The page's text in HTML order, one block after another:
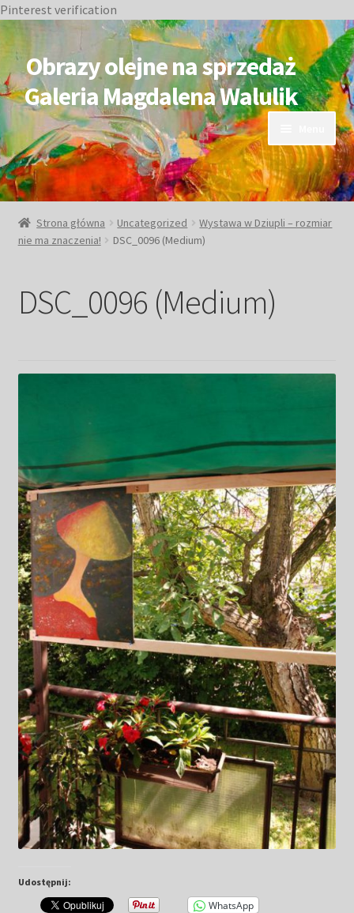
Pinterest verification
do
nawigacji
do
treści
Obrazy olejne na sprzedaż
Galeria Magdalena Walulik
OBRAZY DOSTĘPNE
Duże obrazy
Małe obrazy
Kwiaty
Obrazy abstrakcyjne
Tarot
Wabi sabi
Aukcja
O mnie
Rozwiń
menu
potomne
GalleryStore
Strona główna Uncategorized
Wystawa w Dziupli – rozmiar
nie ma znaczenia!
DSC_0096 (Medium)
DSC_0096 (Medium)
Udostępnij:
WhatsApp